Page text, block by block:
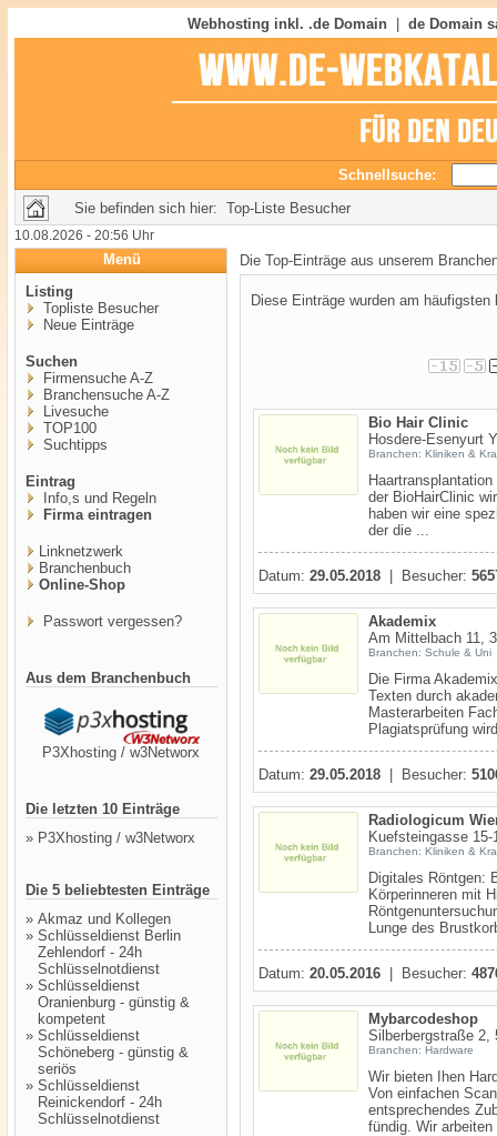
Webhosting inkl. .de Domain de Domain
Schnellsuche:
Sie befinden sich hier: Top-Liste Besucher
10.08.2026 - 20:56 Uhr
Menü
Listing
Topliste Besucher
Neue Einträge
Suchen
Firmensuche A-Z
Branchensuche A-Z
Livesuche
TOP100
Suchtipps
Eintrag
Info,s und Regeln
Firma eintragen
Linknetzwerk
Branchenbuch
Online-Shop
Passwort vergessen?
Aus dem Branchenbuch
P3Xhosting / w3Networx
Die letzten 10 Einträge
» P3Xhosting / w3Networx
Die 5 beliebtesten Einträge
» Akmaz und Kollegen
» Schlüsseldienst Berlin
Zehlendorf - 24h
Schlüsselnotdienst
» Schlüsseldienst
Oranienburg - günstig &
kompetent
» Schlüsseldienst
Schöneberg - günstig &
seriös
» Schlüsseldienst
Reinickendorf - 24h
Schlüsselnotdienst
Die Top-Einträge aus unserem
Diese Einträge wurden am
Bio Hair Clinic
Hosdere-Esenyurt
Branchen: Kliniken &
der BioHairClinic
haben wir eine
der die ...
Datum: 29.05.2018 | Besucher:
Akademix
Am Mittelbach 11,
Branchen: Schule & Uni
Die Firma
Texten durch
Masterarbeiten
Plagiatsprüfung
Datum: 29.05.2018 | Besucher:
Radiologicum
Kuefsteingasse 15-
Branchen: Kliniken &
Digitales Röntgen:
Körperinneren mit
Lunge des
Datum: 20.05.2016 | Besucher:
Mybarcodeshop
Silberbergstraße 2,
Branchen: Hardware
Wir bieten Ihen
Von einfachen
entsprechendes
fündig. Wir arbeiten